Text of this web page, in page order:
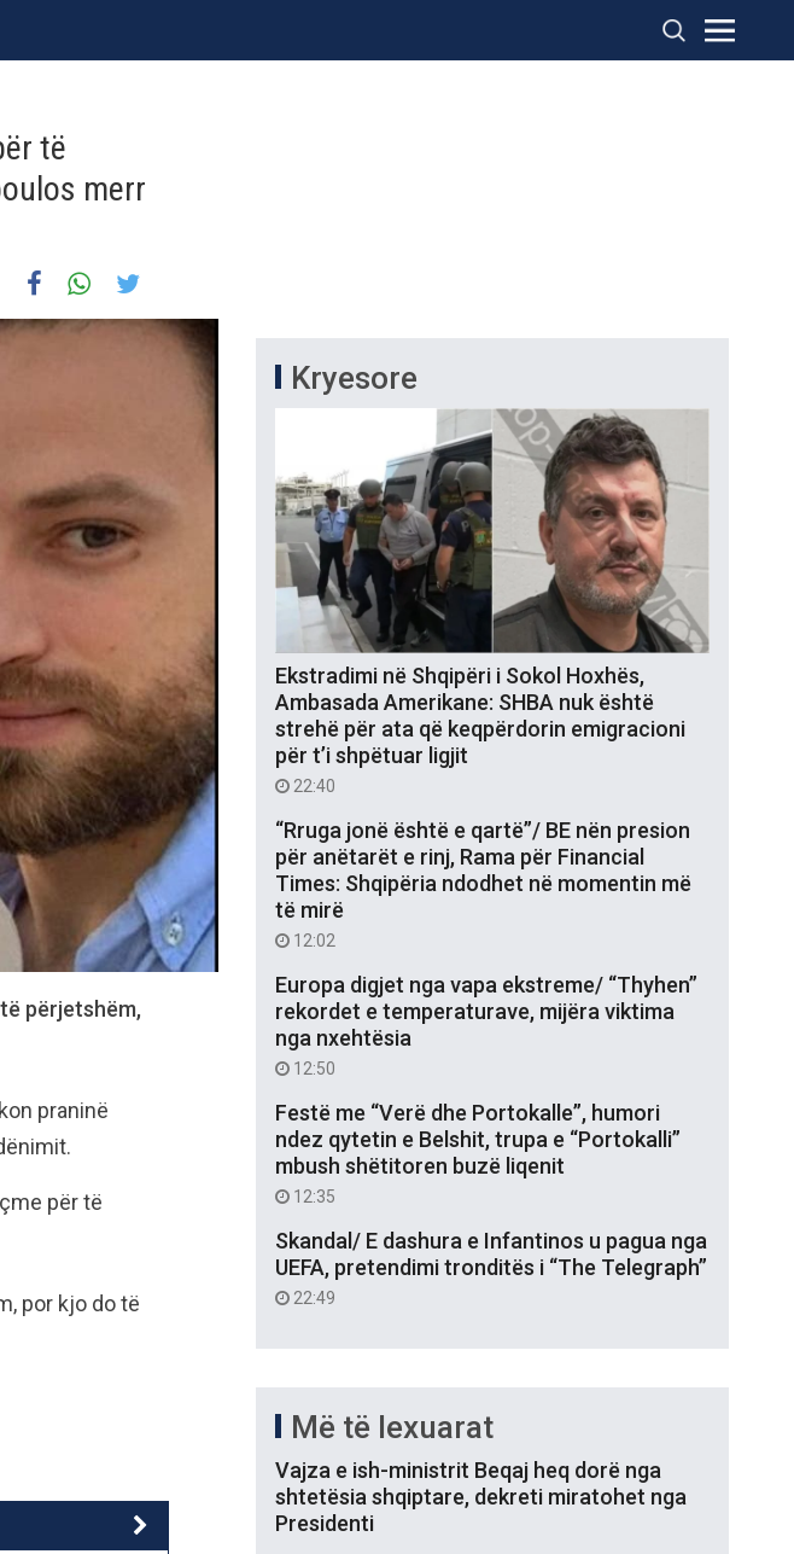
të
merr
përjetshëm,
praninë
për të
por kjo do të
Kryesore
Ekstradimi në Shqipëri i Sokol Hoxhës,
Ambasada Amerikane: SHBA nuk është
strehë për ata që keqpërdorin emigracioni
për t’i shpëtuar ligjit
22:40
“Rruga jonë është e qartë”/ BE nën presion
për anëtarët e rinj, Rama për Financial
Times: Shqipëria ndodhet në momentin më
të mirë
12:02
Europa digjet nga vapa ekstreme/ “Thyhen”
rekordet e temperaturave, mijëra viktima
nga nxehtësia
12:50
Festë me “Verë dhe Portokalle”, humori
ndez qytetin e Belshit, trupa e “Portokalli”
mbush shëtitoren buzë liqenit
12:35
Skandal/ E dashura e Infantinos u pagua nga
UEFA, pretendimi tronditës i “The Telegraph”
22:49
Më të lexuarat
Vajza e ish-ministrit Beqaj heq dorë nga
shtetësia shqiptare, dekreti miratohet nga
Presidenti